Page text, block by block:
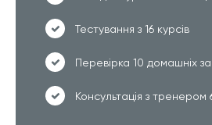
Тестування з 16 курсів
Перевірка 10 домашніх
Консультація з тренером